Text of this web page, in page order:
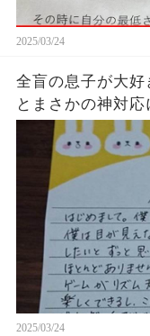
2025/03/24
全盲の息子が大
とまさかの神対応
2025/03/24